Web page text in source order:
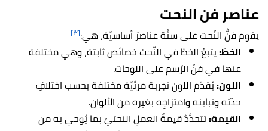
عناصر فن النحت
يقوم فنُّ النّحت على ستَّة عناصرَ أساسيّة، هي:[٣]
الخطّ:يتبعُ الخطّ في النّحت خصائص ثابتة، وهي مختلفة
عنها في فنّ الرّسم على اللوحات.
اللون:يُقدّم اللون تجربة مرئيّة مختلفة بحسب اختلافِ
حدّته وتباينه وامتزاجِه بغيره من الألوان.
القيمة:تتحدَّدُ قيمةُ العملِ النحتيّ بما يُوحي به من